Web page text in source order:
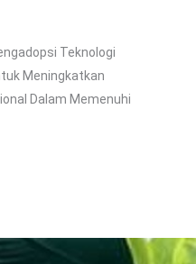
Teknologi
Meningkatkan
Dalam Memenuhi